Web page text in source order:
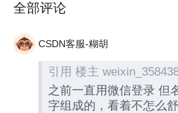
全部评论
CSDN客服-糊胡
引用 楼主
之前一直用微信登录 但
字组成的，看着不怎么